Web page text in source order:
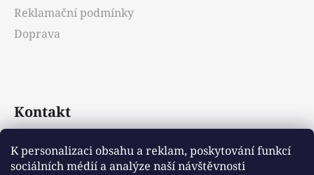
K personalizaci obsahu a reklam, poskytování funkcí
sociálních médií a analýze naší návštěvnosti
Reklamační podmínky
Doprava
Kontakt
info@emotys.cz